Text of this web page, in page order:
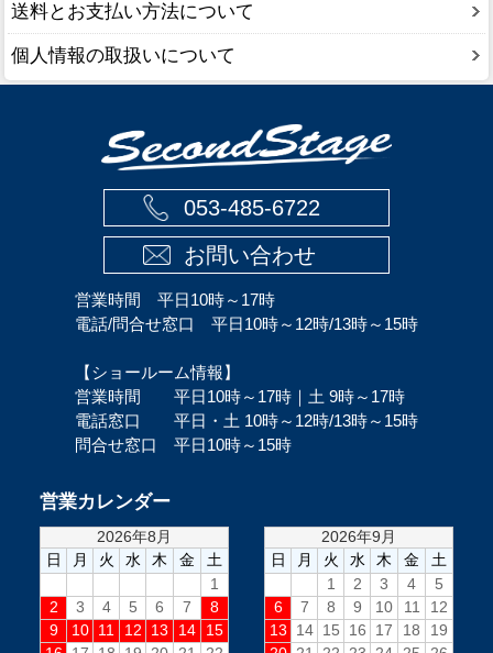
送料とお支払い方法について
個人情報の取扱いについて
053-485-6722
お問い合わせ
営業時間 平日10時～17時
電話/問合せ窓口 平日10時～12時/13時～15時
【ショールーム情報】
営業時間 平日10時～17時｜土 9時～17時
電話窓口 平日・土 10時～12時/13時～15時
問合せ窓口 平日10時～15時
営業カレンダー